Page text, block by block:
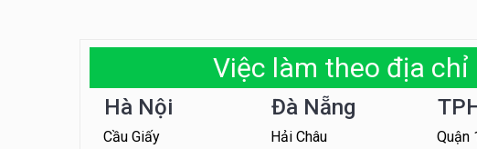
Việc làm theo địa chỉ
Hà Nội
Cầu Giấy
Đà Nẵng
Hải Châu
Quận